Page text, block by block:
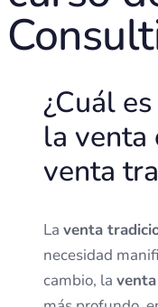
¿Cuál
la venta
venta
La venta
necesidad
cambio, la